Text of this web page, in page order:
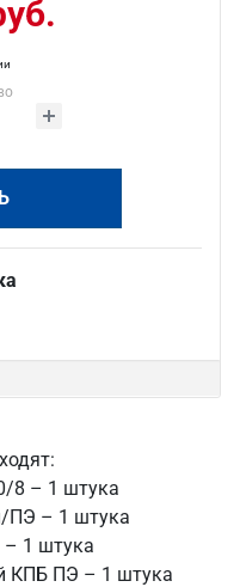
8 – 1 штука
ПЭ – 1 штука
1 штука
КПБ ПЭ – 1 штука